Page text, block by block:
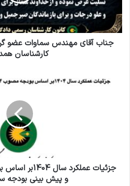
جناب آقای مهندس سماوات عضو
کارشناسان
و پیش بینی بودجه سال